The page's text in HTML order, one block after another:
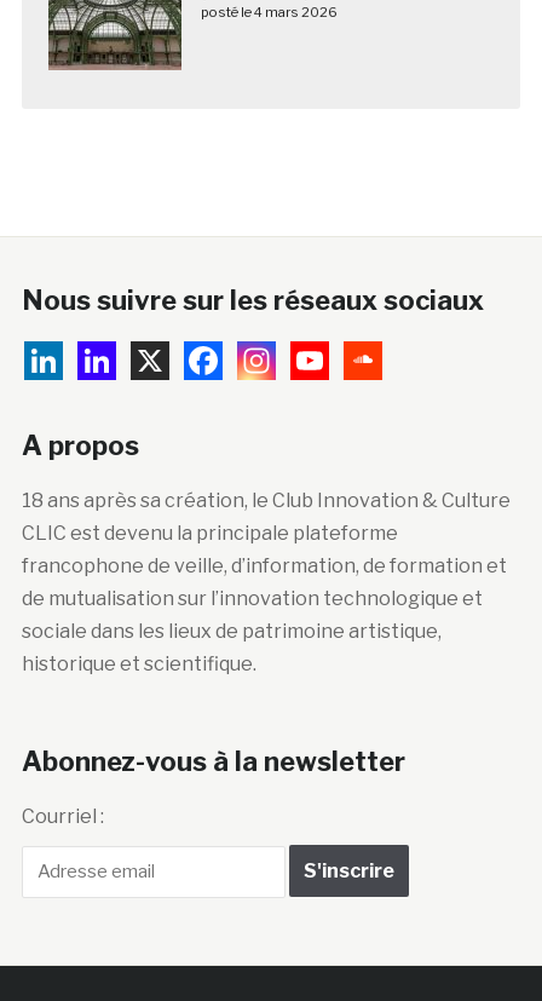
posté le 4 mars 2026
Nous suivre sur les réseaux sociaux
A propos
18 ans après sa création, le Club Innovation & Culture
CLIC est devenu la principale plateforme
francophone de veille, d’information, de formation et
de mutualisation sur l’innovation technologique et
sociale dans les lieux de patrimoine artistique,
historique et scientifique.
Abonnez-vous à la newsletter
Courriel :